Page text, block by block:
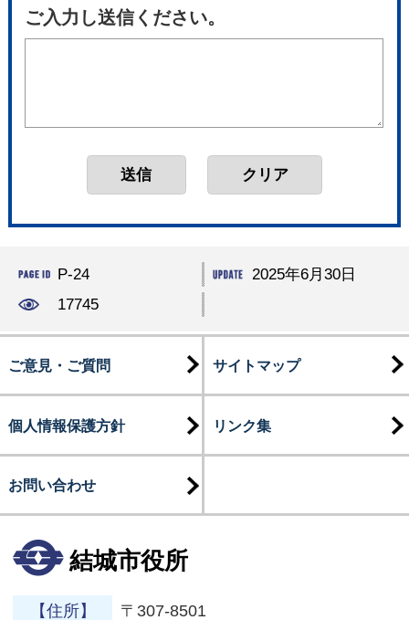
ご入力し送信ください。
P-24
2025年6月30日
17745
ご意見・ご質問 サイトマップ
個人情報保護方針 リンク集
お問い合わせ
結城市役所
【住所】 〒307-8501